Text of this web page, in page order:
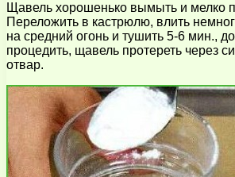
Щавель хорошенько вымыть и мелко
Переложить в кастрюлю, влить
на средний огонь и тушить 5-6 мин.,
процедить, щавель протереть через
отвар.